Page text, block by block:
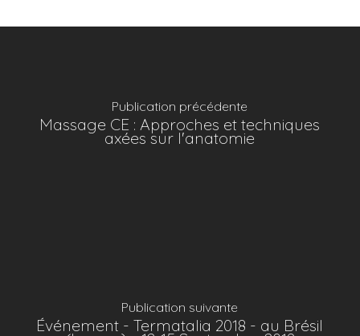
Publication précédente
Massage CE : Approches et techniques
axées sur l'anatomie
Publication suivante
Événement - Termatalia 2018 - au Brésil